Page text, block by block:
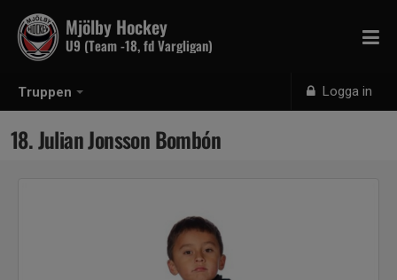
Truppen Logga in
Mjölby Hockey
U9 (Team -18, fd Vargligan)
18. Julian Jonsson Bombón